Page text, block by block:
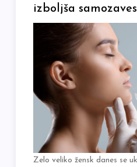
izboljša
Zelo veliko žensk danes se